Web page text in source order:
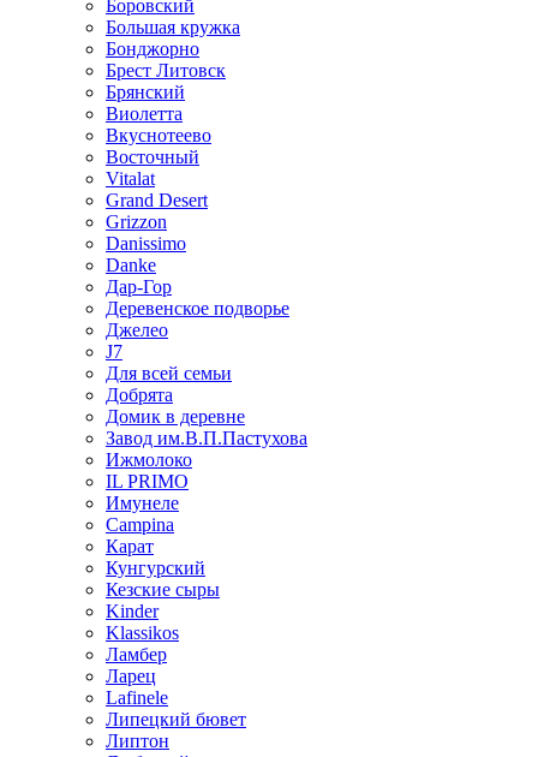
Боровский
Большая кружка
Бонджорно
Брест Литовск
Брянский
Виолетта
Вкуснотеево
Восточный
Vitalat
Grand Desert
Grizzon
Danissimo
Danke
Дар-Гор
Деревенское подворье
Джелео
J7
Для всей семьи
Добрята
Домик в деревне
Завод им.В.П.Пастухова
Ижмолоко
IL PRIMO
Имунеле
Campina
Карат
Кунгурский
Кезские сыры
Kinder
Klassikos
Ламбер
Ларец
Lafinele
Липецкий бювет
Липтон